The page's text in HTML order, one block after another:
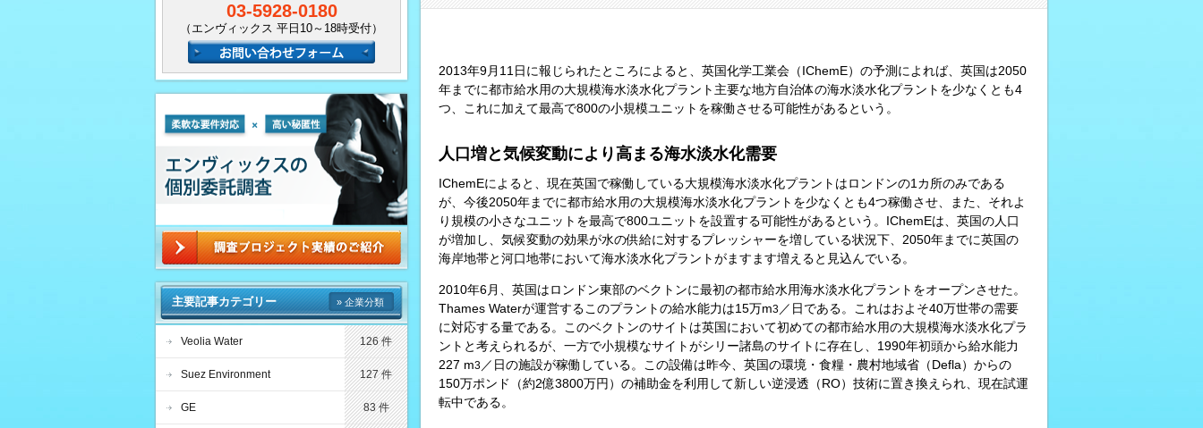
2013年9月11日に報じられたところによると、英国化学工業会（IChemE）の予測によれば、英国は2050
年までに都市給水用の大規模海水淡水化プラント主要な地方自治体の海水淡水化プラントを少なくとも4
つ、これに加えて最高で800の小規模ユニットを稼働させる可能性があるという。
人口増と気候変動により高まる海水淡水化需要
IChemEによると、現在英国で稼働している大規模海水淡水化プラントはロンドンの1カ所のみである
が、今後2050年までに都市給水用の大規模海水淡水化プラントを少なくとも4つ稼働させ、また、それよ
り規模の小さなユニットを最高で800ユニットを設置する可能性があるという。IChemEは、英国の人口
が増加し、気候変動の効果が水の供給に対するプレッシャーを増している状況下、2050年までに英国の
海岸地帯と河口地帯において海水淡水化プラントがますます増えると見込んでいる。
2010年6月、英国はロンドン東部のベクトンに最初の都市給水用海水淡水化プラントをオープンさせた。
Thames Waterが運営するこのプラントの給水能力は15万m3 ／日である。これはおよそ40万世帯の需要
に対応する量である。このベクトンのサイトは英国において初めての都市給水用の大規模海水淡水化プラ
ントと考えられるが、一方で小規模なサイトがシリー諸島のサイトに存在し、1990年初頭から給水能力
227 m3 ／日の施設が稼働している。この設備は昨今、英国の環境・食糧・農村地域省（Defla）からの
150万ポンド（約2億3800万円）の補助金を利用して新しい逆浸透（RO）技術に置き換えられ、現在試運
転中である。
03-5928-0180
（エンヴィックス 平日10～18時受付）
主要記事カテゴリー » 企業分類
Veolia Water 126 件
Suez Environment 127 件
GE 83 件